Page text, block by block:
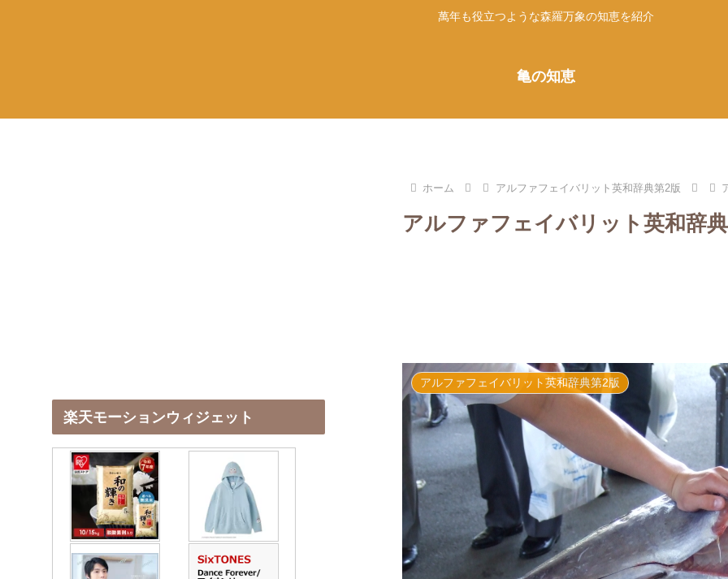
萬年も役立つような森羅万象の知恵を紹介
亀の知恵
ホーム アルファフェイバリット英和辞典第2版
アルファフェイバリット英和辞
アルファフェイバリット英和辞典第2版
楽天モーションウィジェット